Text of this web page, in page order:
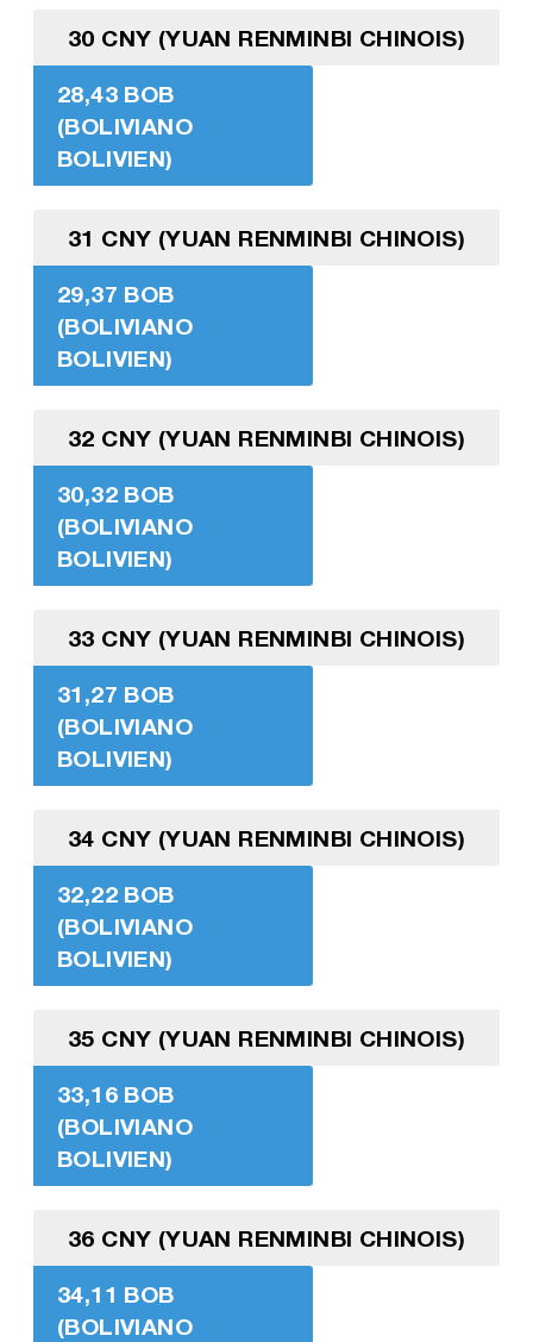
30 CNY (YUAN RENMINBI CHINOIS)
28,43 BOB
(BOLIVIANO
BOLIVIEN)
31 CNY (YUAN RENMINBI CHINOIS)
29,37 BOB
(BOLIVIANO
BOLIVIEN)
32 CNY (YUAN RENMINBI CHINOIS)
30,32 BOB
(BOLIVIANO
BOLIVIEN)
33 CNY (YUAN RENMINBI CHINOIS)
31,27 BOB
(BOLIVIANO
BOLIVIEN)
34 CNY (YUAN RENMINBI CHINOIS)
32,22 BOB
(BOLIVIANO
BOLIVIEN)
35 CNY (YUAN RENMINBI CHINOIS)
33,16 BOB
(BOLIVIANO
BOLIVIEN)
36 CNY (YUAN RENMINBI CHINOIS)
34,11 BOB
(BOLIVIANO